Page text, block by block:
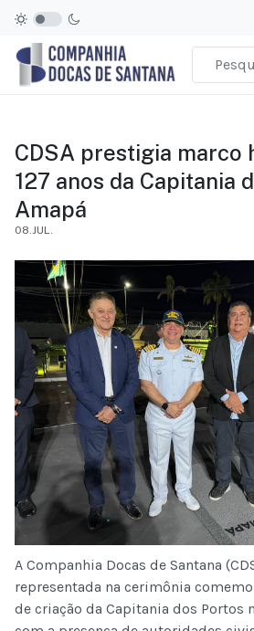
CDSA prestigia marco
127 anos da Capitania
Amapá
08.JUL.
A Companhia Docas de Santana
representada na cerimônia
de criação da Capitania dos Portos